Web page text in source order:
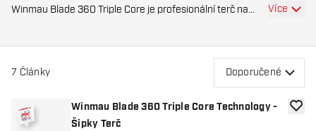
Winmau Blade 360 Triple Core je profesionální terč na
Více
7 Články Doporučené
Winmau Blade 360 Triple Core Technology -
Šipky Terč